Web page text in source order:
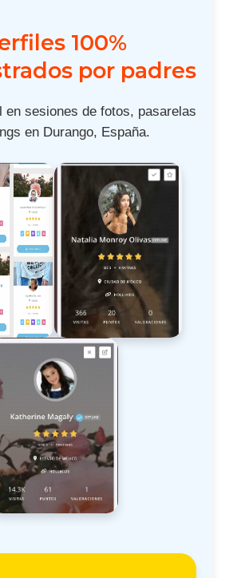
100%
por padres
en sesiones de fotos, pasarelas
en Durango, España.